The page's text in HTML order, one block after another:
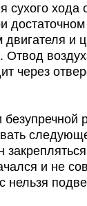
сухого хода
и
Отвод
через
и не
нельзя